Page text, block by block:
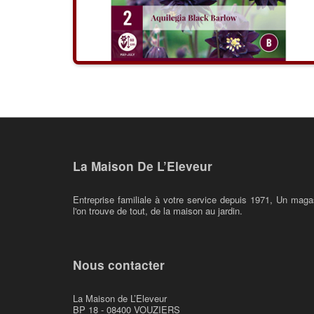
La Maison De L’Eleveur
Entreprise familiale à votre service depuis 1971, Un
l'on trouve de tout, de la maison au jardin.
Nous contacter
La Maison de L’Eleveur
BP 18 - 08400 VOUZIERS